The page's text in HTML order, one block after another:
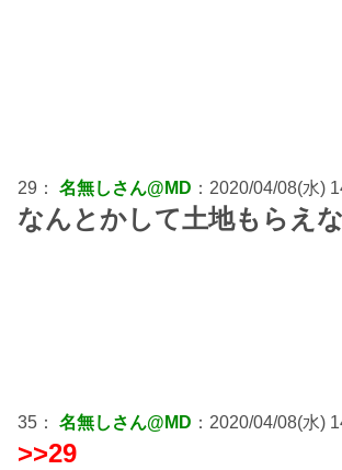
29： 名無しさん@MD ：2020/04/08(水)
なんとかして土地もらえ
35： 名無しさん@MD ：2020/04/08(水)
>>29